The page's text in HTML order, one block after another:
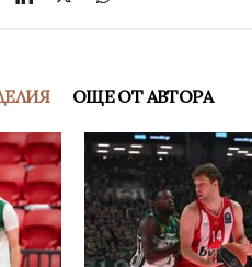
ОЩЕ ОТ АВТОРА